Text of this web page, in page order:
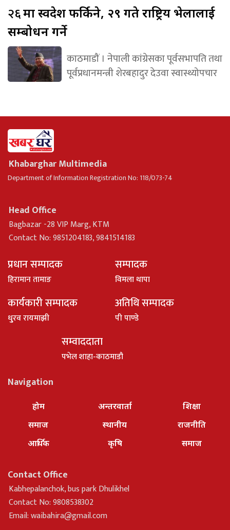
२६मा स्वदेश फर्किने, २९ गते राष्ट्रिय भेलालाई
सम्बोधन गर्ने
काठमाडौं । नेपाली कांग्रेसका पूर्वसभापति तथा
पूर्वप्रधानमन्त्री शेरबहादुर देउवा स्वास्थ्योपचार
Khabarghar Multimedia
Department of Information Registration No: 118/073-74
Head Office
Bagbazar -28 VIP Marg, KTM
Contact No: 9851204183, 9841514183
प्रधान सम्पादक
हिरामान तामाङ
सम्पादक
विमला थापा
कार्यकारी सम्पादक
धु्रव रायमाझी
अतिथि सम्पादक
पी पाण्डे
सम्वाददाता
पभेल शाहा-काठमाडौ
Navigation
होम
समाज
आर्थिक
अन्तरवार्ता
स्थानीय
कृषि
शिक्षा
राजनीति
समाज
Contact Office
Kabhepalanchok, bus park Dhulikhel
Contact No: 9808538302
Email:waibahira@gmail.com